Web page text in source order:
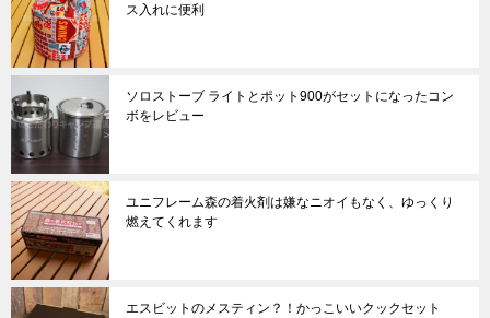
ス入れに便利
ソロストーブ ライトとポット900がセットになったコン
ボをレビュー
ユニフレーム森の着火剤は嫌なニオイもなく、ゆっくり
燃えてくれます
エスビットのメスティン？！かっこいいクックセット